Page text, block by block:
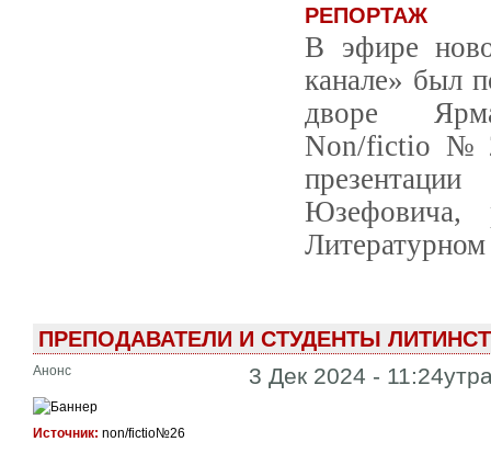
РЕПОРТАЖ
В эфире
канале» был
дворе
Non/
Юзефовича,
Литературном
ПРЕПОДАВАТЕЛИ И СТУДЕНТЫ
Анонс 3 Дек 2024 -
Источник: non/fictio№26